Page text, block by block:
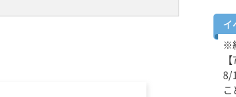
イ
※
8/